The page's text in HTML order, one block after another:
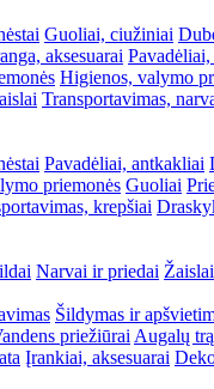
Guoliai, ciužiniai
aksesuarai
Higienos, valymo
Transportavimas,
Pavadėliai, antkakliai
priemonės Guoliai
krepšiai
Narvai ir priedai Žaislai
Šildymas ir
priežiūrai Augalų
Įrankiai, aksesuarai